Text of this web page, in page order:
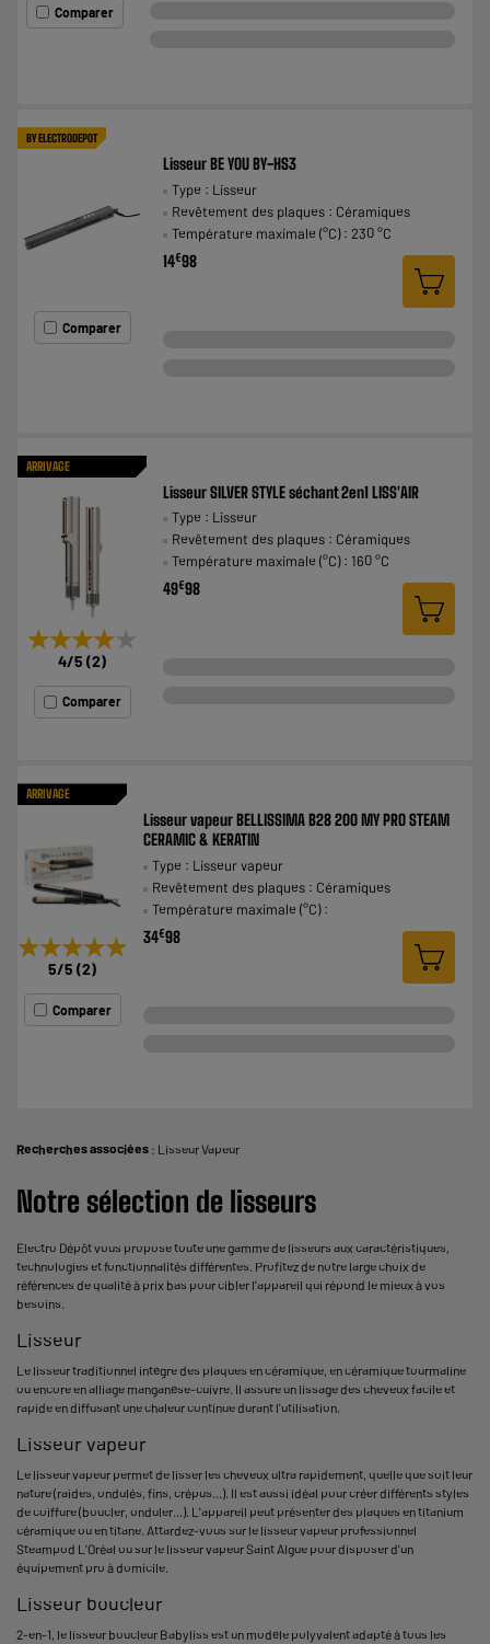
Comparer
BY ELECTRODEPOT
Comparer
Lisseur BE YOU BY-HS3
Type : Lisseur
Revêtement des plaques : Céramiques
Température maximale (°C) : 230 °C
14€98
ARRIVAGE
★★★★★
★★★★★
4/5 (2)
Comparer
Lisseur SILVER STYLE séchant 2en1 LISS'AIR
Type : Lisseur
Revêtement des plaques : Céramiques
Température maximale (°C) : 160 °C
49€98
ARRIVAGE
★★★★★
★★★★★
5/5 (2)
Comparer
Lisseur vapeur BELLISSIMA B28 200 MY PRO STEAM
CERAMIC & KERATIN
Type : Lisseur vapeur
Revêtement des plaques : Céramiques
Température maximale (°C) :
34€98
Recherches associées : Lisseur Vapeur
Notre sélection de lisseurs
Electro Dépôt vous propose toute une gamme de lisseurs aux caractéristiques,
technologies et fonctionnalités différentes. Profitez de notre large choix de
références de qualité à prix bas pour cibler l'appareil qui répond le mieux à vos
besoins.
Lisseur
Le lisseur traditionnel intègre des plaques en céramique, en céramique tourmaline
ou encore en alliage manganèse-cuivre. Il assure un lissage des cheveux facile et
rapide en diffusant une chaleur continue durant l'utilisation.
Lisseur vapeur
Le lisseur vapeur permet de lisser les cheveux ultra rapidement, quelle que soit leur
nature (raides, ondulés, fins, crépus...). Il est aussi idéal pour créer différents styles
de coiffure (boucler, onduler...). L'appareil peut présenter des plaques en titanium
céramique ou en titane. Attardez-vous sur le lisseur vapeur professionnel
Steampod L'Oréal ou sur le lisseur vapeur Saint Algue pour disposer d'un
équipement pro à domicile.
Lisseur boucleur
2-en-1, le lisseur boucleur Babyliss est un modèle polyvalent adapté à tous les